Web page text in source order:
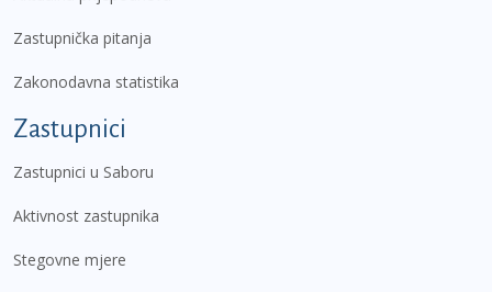
Zastupnička pitanja
Zakonodavna statistika
Zastupnici
Zastupnici u Saboru
Aktivnost zastupnika
Stegovne mjere